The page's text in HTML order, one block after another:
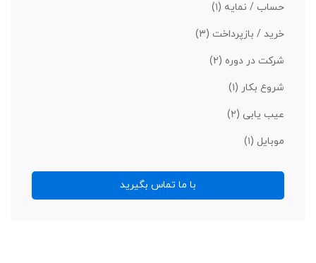
حساب / نمایه (۱)
خرید / بازپرداخت (۳)
شرکت در دوره (۲)
شروع بکار (۱)
عیب یابی (۲)
موبایل (۱)
با ما تماس بگیرید